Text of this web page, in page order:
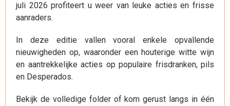
juli 2026 profiteert u weer van leuke acties en frisse
aanraders.
In deze editie vallen vooral enkele opvallende
nieuwigheden op, waaronder een houterige witte wijn
en aantrekkelijke acties op populaire frisdranken, pils
en Desperados.
Bekijk de volledige folder of kom gerust langs in één